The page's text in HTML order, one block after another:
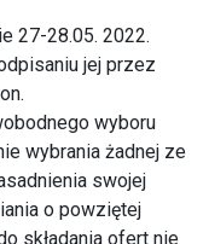
27-28.05. 2022.
jej przez
wyboru
wybrania żadnej ze
swojej
o powziętej
składania ofert nie